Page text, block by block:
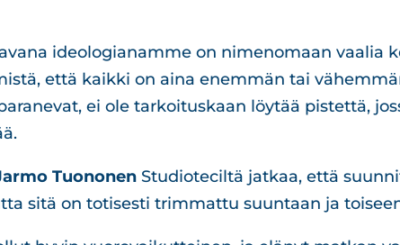
ideologianamme on nimenomaan vaalia
että kaikki on aina enemmän tai
ei ole tarkoituskaan löytää pistettä,
Tuononen Studioteciltä jatkaa, että
sitä on totisesti trimmattu suuntaan ja